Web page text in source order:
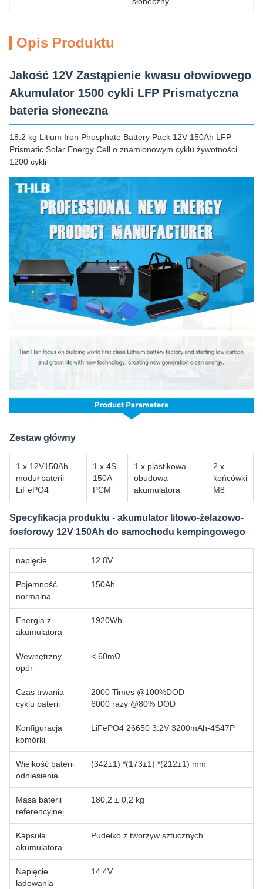
Opis Produktu
Jakość 12V Zastąpienie kwasu ołowiowego
Akumulator 1500 cykli LFP Prismatyczna
bateria słoneczna
18.2 kg Litium Iron Phosphate Battery Pack 12V 150Ah LFP
Prismatic Solar Energy Cell o znamionowym cyklu żywotności
1200 cykli
Zestaw główny
1 x 12V150Ah
moduł baterii
LiFePO4
1 x 4S-
150A
PCM
1 x plastikowa
obudowa
akumulatora
2 x
końcówki
M8
Specyfikacja produktu - akumulator litowo-żelazowo-
fosforowy 12V 150Ah do samochodu kempingowego
napięcie 12.8V
Pojemność
normalna
150Ah
Energia z
akumulatora
1920Wh
Wewnętrzny
opór
< 60mΩ
Czas trwania
cyklu baterii
2000 Times @100%DOD
6000 razy @80% DOD
Konfiguracja
komórki
LiFePO4 26650 3.2V 3200mAh-4S47P
Wielkość baterii
odniesienia
(342±1) *(173±1) *(212±1) mm
Masa baterii
referencyjnej
180,2 ± 0,2 kg
Kapsuła
akumulatora
Pudełko z tworzyw sztucznych
Napięcie
ładowania
14.4V